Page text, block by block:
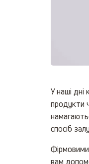
У наші дні
продукти
спосіб
вам